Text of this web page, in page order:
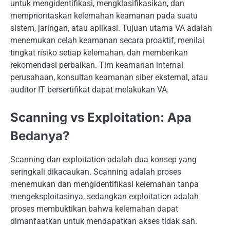
untuk mengidentifikasi, mengklasifikasikan, dan
memprioritaskan kelemahan keamanan pada suatu
sistem, jaringan, atau aplikasi. Tujuan utama VA adalah
menemukan celah keamanan secara proaktif, menilai
tingkat risiko setiap kelemahan, dan memberikan
rekomendasi perbaikan. Tim keamanan internal
perusahaan, konsultan keamanan siber eksternal, atau
auditor IT bersertifikat dapat melakukan VA.
Scanning vs Exploitation: Apa
Bedanya?
Scanning dan exploitation adalah dua konsep yang
seringkali dikacaukan. Scanning adalah proses
menemukan dan mengidentifikasi kelemahan tanpa
mengeksploitasinya, sedangkan exploitation adalah
proses membuktikan bahwa kelemahan dapat
dimanfaatkan untuk mendapatkan akses tidak sah.